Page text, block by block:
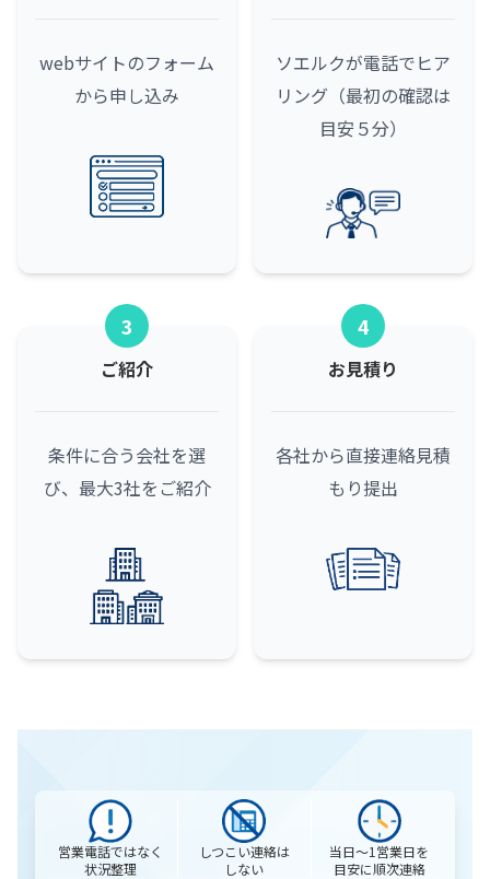
webサイトのフォーム
から申し込み
ソエルクが電話でヒア
リング（最初の確認は
目安５分）
3
ご紹介
条件に合う会社を選
び、最大3社をご紹介
4
お見積り
各社から直接連絡見積
もり提出
営業電話ではなく
状況整理
しつこい連絡は
しない
当日〜1営業日を
目安に順次連絡